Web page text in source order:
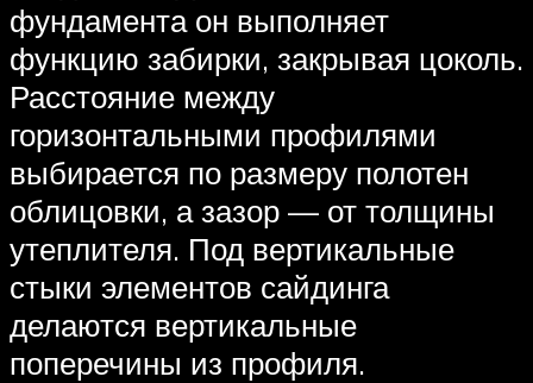
фундамента он выполняет
функцию забирки, закрывая цоколь.
Расстояние между
горизонтальными профилями
выбирается по размеру полотен
облицовки, а зазор — от толщины
утеплителя. Под вертикальные
стыки элементов сайдинга
делаются вертикальные
поперечины из профиля.